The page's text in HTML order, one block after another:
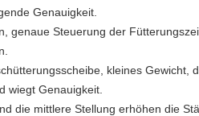
Genauigkeit.
genaue Steuerung der
kleines Gewicht,
wiegt Genauigkeit.
die mittlere Stellung erhöhen die